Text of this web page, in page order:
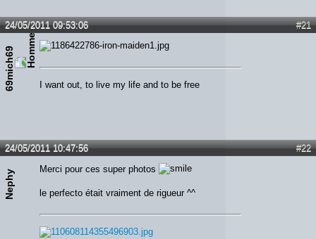
#21
24/05/2011 09:53:06
69mich69 I want out, to live my life and to be free
#22
24/05/2011 10:47:56
Nephy Merci pour ces super photos
le perfecto était vraiment de rigueur ^^